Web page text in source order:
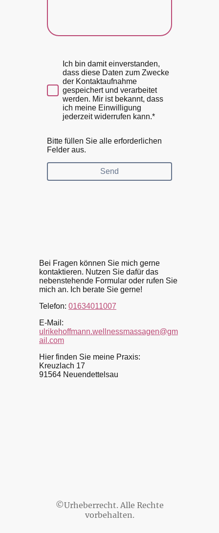
Ich bin damit einverstanden,
dass diese Daten zum Zwecke
der Kontaktaufnahme
gespeichert und verarbeitet
werden. Mir ist bekannt, dass
ich meine Einwilligung
jederzeit widerrufen kann.*
Bitte füllen Sie alle erforderlichen
Felder aus.
Send
Bei Fragen können Sie mich gerne
kontaktieren. Nutzen Sie dafür das
nebenstehende Formular oder rufen Sie
mich an. Ich berate Sie gerne!
Telefon: 01634011007
E-Mail:
ulrikehoffmann.wellnessmassagen@gm
ail.com
Hier finden Sie meine Praxis:
Kreuzlach 17
91564 Neuendettelsau
©Urheberrecht. Alle Rechte
vorbehalten.